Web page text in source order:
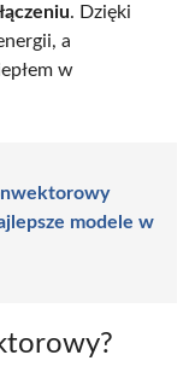
. Dzięki
a
w
modele w